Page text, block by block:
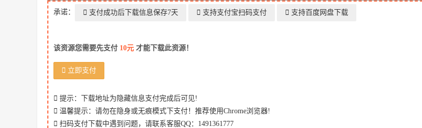
承诺： 支付成功后下载信息保存7天 支持支付宝扫码支付 支持百度网盘下载
该资源您需要先支付 10元 才能下载此资源！
立即支付
提示：下载地址为隐藏信息支付完成后可见!
温馨提示：请勿在隐身或无痕模式下支付！推荐使用Chrome浏览器!
扫码支付下载中遇到问题，请联系客服QQ：1491361777